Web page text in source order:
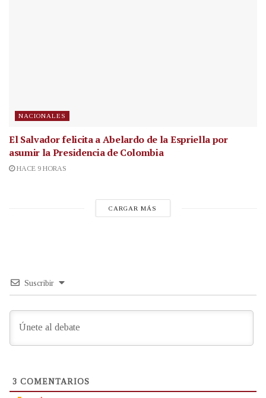
NACIONALES
El Salvador felicita a Abelardo de la Espriella por
asumir la Presidencia de Colombia
HACE 9 HORAS
CARGAR MÁS
Suscribir
3 COMENTARIOS